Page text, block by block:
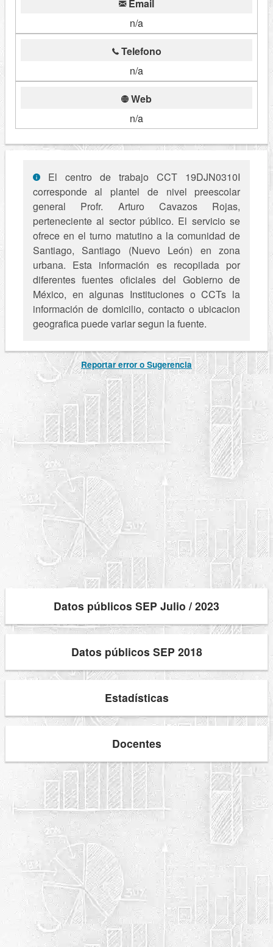
Email
n/a
Telefono
n/a
Web
n/a
El centro de trabajo CCT 19DJN0310I
corresponde al plantel de nivel preescolar
general Profr. Arturo Cavazos Rojas,
perteneciente al sector público. El servicio se
ofrece en el turno matutino a la comunidad de
Santiago, Santiago (Nuevo León) en zona
urbana. Esta información es recopilada por
diferentes fuentes oficiales del Gobierno de
México, en algunas Instituciones o CCTs la
información de domicilio, contacto o ubicacion
geografica puede variar segun la fuente.
Reportar error o Sugerencia
Datos públicos SEP Julio / 2023
Datos públicos SEP 2018
Estadísticas
Docentes